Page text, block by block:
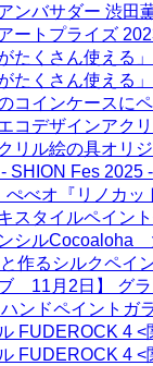
ンバサダー 渋田
ートプライズ
がたくさん使え
たくさん使える
コインケースに
コデザインアク
リル絵の具オリ
SHION Fes 2025 -
ぺべオ『リノカ
スタイルペイン
シルCocoaloha
作るシルクペイ
ブ 11月2日】 グ
ンドペイントガ
FUDEROCK 4
FUDEROCK 4